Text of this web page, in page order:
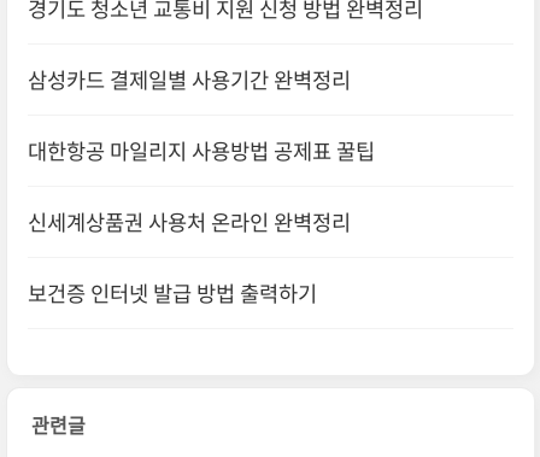
경기도 청소년 교통비 지원 신청 방법 완벽정리
삼성카드 결제일별 사용기간 완벽정리
대한항공 마일리지 사용방법 공제표 꿀팁
신세계상품권 사용처 온라인 완벽정리
보건증 인터넷 발급 방법 출력하기
관련글